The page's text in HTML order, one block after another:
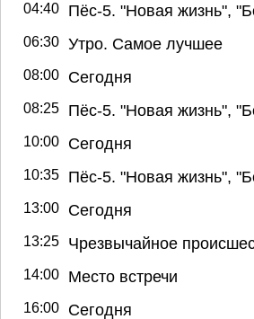
04:40 Пёс-5. "Новая жизнь",
06:30 Утро. Самое лучшее
08:00 Сегодня
08:25 Пёс-5. "Новая жизнь",
10:00 Сегодня
10:35 Пёс-5. "Новая жизнь",
13:00 Сегодня
13:25 Чрезвычайное
14:00 Место встречи
16:00 Сегодня